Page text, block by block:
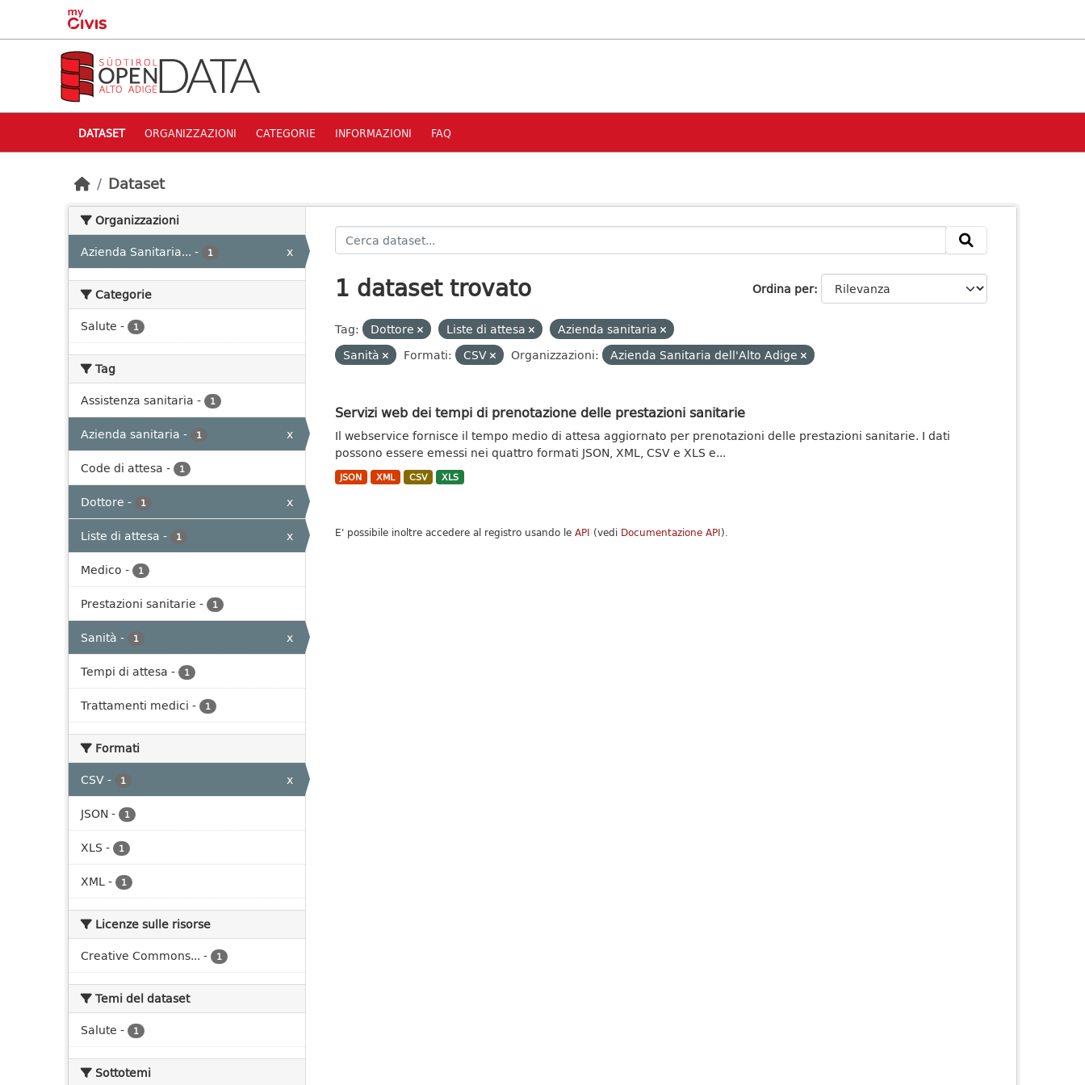
Skip to main content
DATASET ORGANIZZAZIONI CATEGORIE INFORMAZIONI FAQ
Dataset
Organizzazioni
Azienda Sanitaria... - 1 x
Categorie
Salute - 1
Tag
Assistenza sanitaria - 1
Azienda sanitaria - 1
x
Code di attesa - 1
Dottore - 1
x
Liste di attesa - 1
x
Medico - 1
Prestazioni sanitarie - 1
Sanità - 1
x
Tempi di attesa - 1
Trattamenti medici - 1
Formati
CSV- 1
x
JSON - 1
XLS - 1
XML- 1
Licenze sulle risorse
Creative Commons... - 1
Temi del dataset
Salute - 1
Sottotemi
Ordina per
1 dataset trovato
Tag: Dottore Liste di attesa
Azienda sanitaria
Sanità
Formati: CSV Organizzazioni: Azienda Sanitaria dell'Alto Adige
Servizi web dei tempi di prenotazione delle prestazioni sanitarie
Il webservice fornisce il tempo medio di attesa aggiornato per prenotazioni delle prestazioni sanitarie. I dati
possono essere emessi nei quattro formati JSON, XML, CSV e XLS e...
JSON XML CSV XLS
E' possibile inoltre accedere al registro usando le API (vedi Documentazione API).